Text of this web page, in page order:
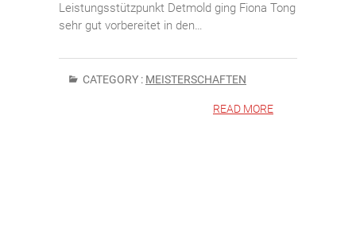
Leistungsstützpunkt Detmold ging Fiona Tong
sehr gut vorbereitet in den…
CATEGORY : MEISTERSCHAFTEN
READ MORE